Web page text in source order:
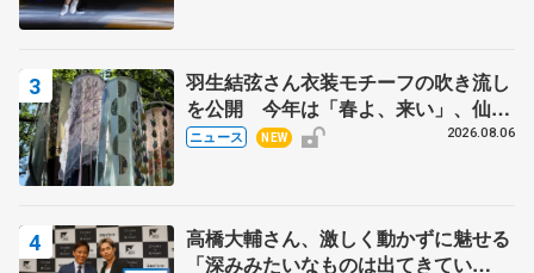
羽生結弦さん衣装モチーフの吹き流し
を公開 今年は「春よ、来い」、仙台
の瑞鳳殿
ニュース NEW 2026.08.06
高橋大輔さん、激しく動かずに魅せる
「深みみたいなものは出てきてい